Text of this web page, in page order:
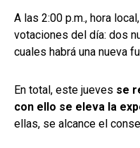
A las 2:00 p.m., hora
votaciones del día: dos
cuales habrá una nueva
En total, este jueves se
con ello se eleva la
ellas, se alcance el